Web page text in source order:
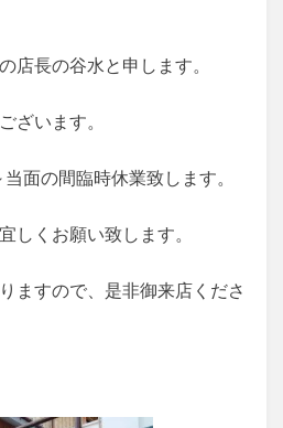
店長の谷水と申します。
ざいます。
面の間臨時休業致します。
しくお願い致します。
ますので、是非御来店くださ